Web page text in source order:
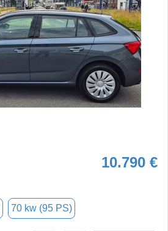
10.790 €
70 kw (95 PS)